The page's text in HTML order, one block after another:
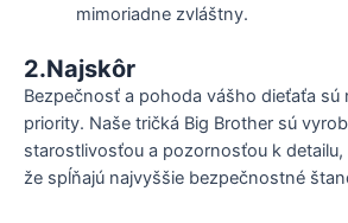
mimoriadne zvláštny.
2.Najskôr
Bezpečnosť a pohoda vášho dieťaťa sú
priority. Naše tričká Big Brother sú
starostlivosťou a pozornosťou k detailu,
že spĺňajú najvyššie bezpečnostné